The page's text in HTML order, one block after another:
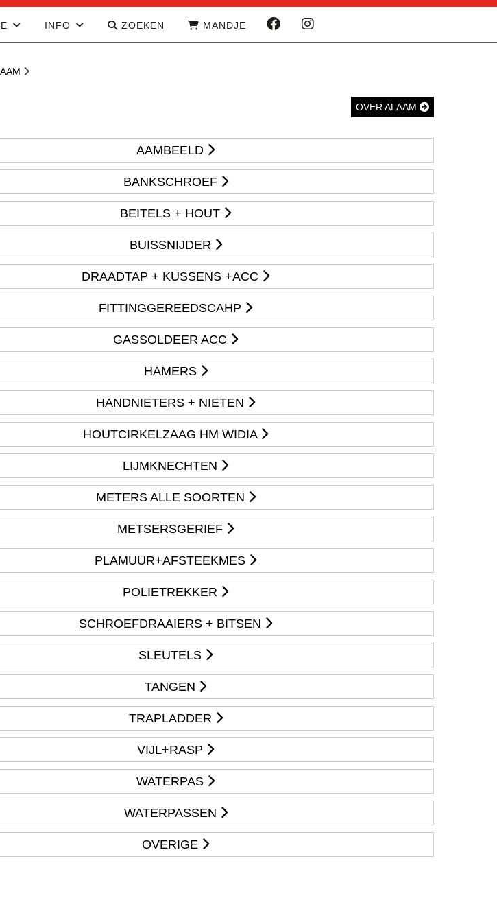
INFO ZOEKEN MANDJE
OVER ALAAM
AAMBEELD
BANKSCHROEF
BEITELS + HOUT
BUISSNIJDER
DRAADTAP + KUSSENS +ACC
FITTINGGEREEDSCAHP
GASSOLDEER ACC
HAMERS
HANDNIETERS + NIETEN
HOUTCIRKELZAAG HM WIDIA
LIJMKNECHTEN
METERS ALLE SOORTEN
METSERSGERIEF
PLAMUUR+AFSTEEKMES
POLIETREKKER
SCHROEFDRAAIERS + BITSEN
SLEUTELS
TANGEN
TRAPLADDER
VIJL+RASP
WATERPAS
WATERPASSEN
OVERIGE